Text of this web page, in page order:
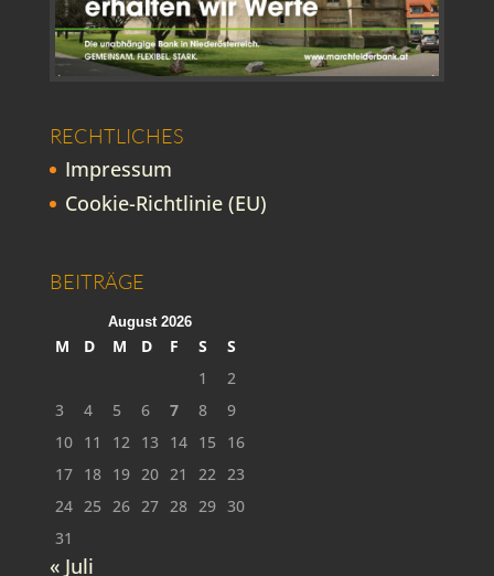
RECHTLICHES
Impressum
Cookie-Richtlinie (EU)
BEITRÄGE
August 2026
M D M D F S
S
1
2
3
4 5 6 7 8
9
10 11 12 13 14 15
16
17 18 19 20 21 22
23
24 25 26 27 28 29 30
31
« Juli